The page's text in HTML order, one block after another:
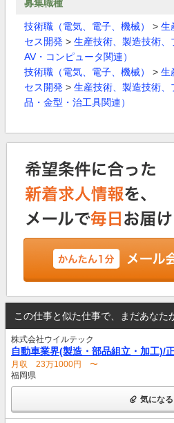
募集職種
技術職（電気、電子、機械） > 生
セス開発 > 生産技術、製造技術、
AV・コンピュータ関連）
技術職（電気、電子、機械）
> 生
セス開発 > 生産技術、製造技術
品・金型・治工具関連）
この仕事と似た仕事で、まだあなた
株式会社ウイルテック
自動車業界(製造・部品組立・加工)/
月収 23万1000円 〜
福岡県
気になる